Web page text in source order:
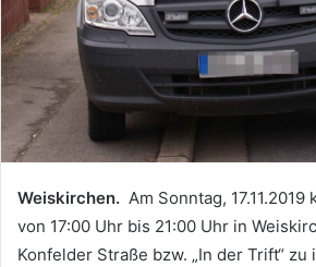
Weiskirchen. Am Sonntag,
von 17:00 Uhr bis 21:00 Uhr in
Konfelder Straße bzw. „In der Trift“ zu